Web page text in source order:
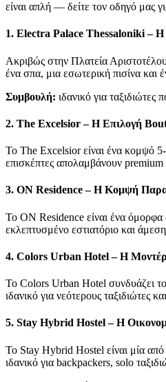
είναι απλή — δείτε τον οδηγό μας
1. Electra Palace Thessaloniki –
Ακριβώς στην Πλατεία
ένα σπα, μια εσωτερική πισίνα και
Συμβουλή: ιδανικό για
2. The Excelsior – Η Επιλογή
Το The Excelsior είναι ένα κομψό 5-
επισκέπτες απολαμβάνουν premium
3. ON Residence – Η Κομψή
Το ON Residence είναι ένα όμορφα
εκλεπτυσμένο εστιατόριο και
4. Colors Urban Hotel – Η
Το Colors Urban Hotel συνδυάζει
ιδανικό για νεότερους ταξιδιώτες
5. Stay Hybrid Hostel – Η
Το Stay Hybrid Hostel είναι μία από
ιδανικό για backpackers, solo